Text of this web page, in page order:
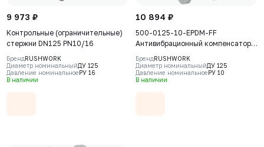
9 973 ₽
Контрольные (ограничительные)
стержни DN125 PN10/16
БрендRUSHWORK
Диаметр номинальныйДУ 125
Давление номинальноеРУ 16
В наличии
10 894 ₽
500-0125-10-EPDM-FF
Антивибрационный компенсатор
фланцевый Rushwork, DN125
PN10, Т макс 110С
БрендRUSHWORK
Диаметр номинальныйДУ 125
Давление номинальноеРУ 10
В наличии